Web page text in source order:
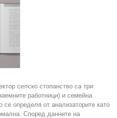
селско стопанство са три:
работници) и семейна
се определя от анализаторите като
Според данните на